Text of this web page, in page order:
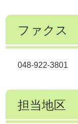
ファクス
048-922-3801
担当地区